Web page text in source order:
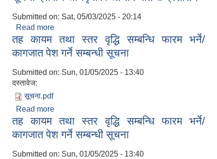
Submitted on: Sat, 05/03/2025 - 20:14
Read more
तह कायम तथा स्तर वृद्धि सम्बन्धि फारम भर्ने/
कागजात पेश गर्ने सम्बन्धी सूचना
Submitted on: Sun, 01/05/2025 - 13:40
दस्तावेज:
सूचना.pdf
Read more
पेश गर्ने सम्बन्धी सूचना
तह कायम तथा स्तर वृद्धि सम्बन्धि फारम भर्ने/
कागजात पेश गर्ने सम्बन्धी सूचना
Submitted on: Sun, 01/05/2025 - 13:40